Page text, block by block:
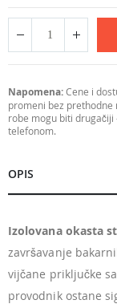
Napomena:Cene i
promeni bez prethodne
robe mogu biti
telefonom.
OPIS
Izolovana okasta
završavanje
vijčane priključke
provodnik ostane